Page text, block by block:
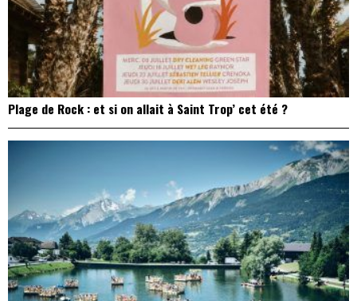
Plage de Rock : et si on allait à Saint Trop’ cet été ?